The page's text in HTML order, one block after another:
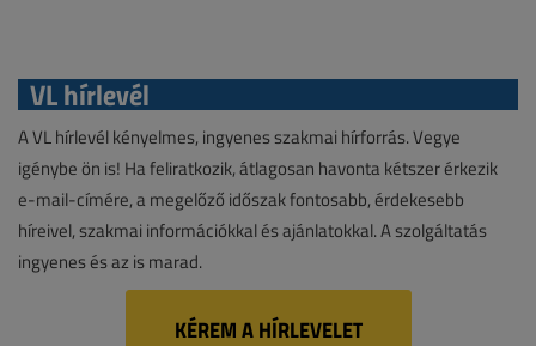
VL hírlevél
A VL hírlevél kényelmes, ingyenes szakmai hírforrás. Vegye
igénybe ön is! Ha feliratkozik, átlagosan havonta kétszer érkezik
e-mail-címére, a megelőző időszak fontosabb, érdekesebb
híreivel, szakmai információkkal és ajánlatokkal. A szolgáltatás
ingyenes és az is marad.
KÉREM A HÍRLEVELET